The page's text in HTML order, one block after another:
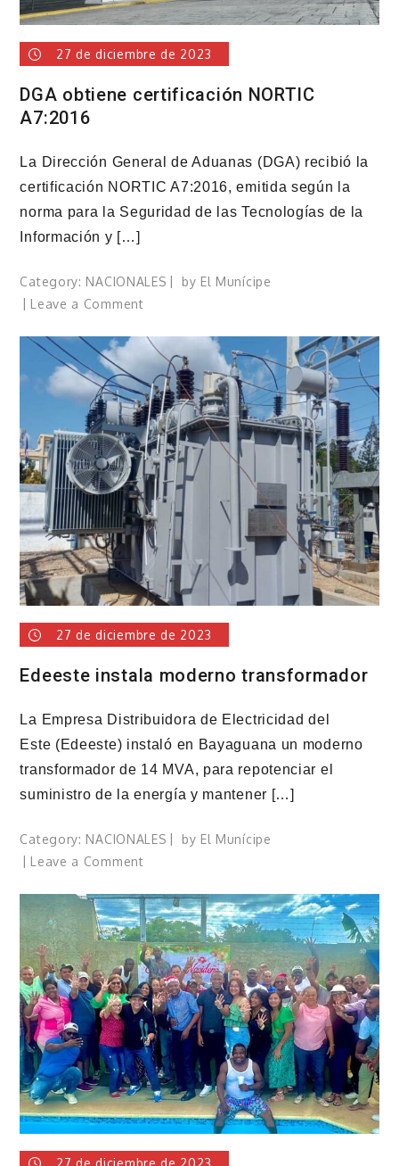
27 de diciembre de 2023
DGA obtiene certificación NORTIC
A7:2016
La Dirección General de Aduanas (DGA) recibió la
certificación NORTIC A7:2016, emitida según la
norma para la Seguridad de las Tecnologías de la
Información y […]
Category: NACIONALES by El Munícipe
Leave a Commenton
obtiene
certificación
NORTIC
A7:2016
27 de diciembre de 2023
Edeeste instala moderno transformador
La Empresa Distribuidora de Electricidad del
Este (Edeeste) instaló en Bayaguana un moderno
transformador de 14 MVA, para repotenciar el
suministro de la energía y mantener […]
Category: NACIONALES by El Munícipe
Leave a Commenton
instala
moderno
transformador
27 de diciembre de 2023